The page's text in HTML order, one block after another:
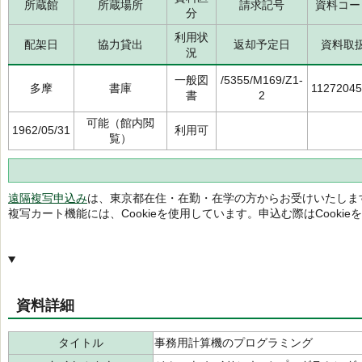
所蔵館 所蔵場所
分
請求記号 資料コ
配架日 協力貸出
利用状
況
返却予定日 資料取
多摩 書庫
一般図
書
/5355/M169/Z1-
2
1962/05/31
可能（館内閲
覧）
利用可
遠隔複写申込みは、東京都在住・在勤・在学の方からお受けいたしま
複写カート機能には、Cookieを使用しています。申込む際はCookie
資料詳細
タイトル
事務用計算機のプログラミング